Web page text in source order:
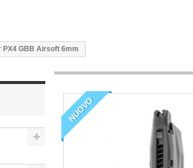
GBB Airsoft 6mm
NUOVO